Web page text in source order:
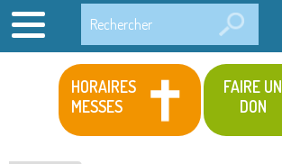
HORAIRES
MESSES
FAIRE UN
DON